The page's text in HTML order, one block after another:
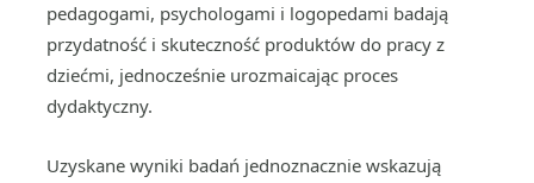
pedagogami, psychologami i logopedami badają
przydatność i skuteczność produktów do pracy z
dziećmi, jednocześnie urozmaicając proces
dydaktyczny.
Uzyskane wyniki badań jednoznacznie wskazują